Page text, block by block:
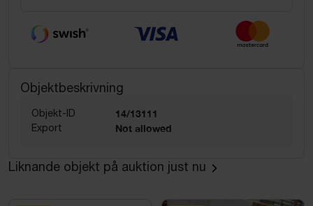
Objektbeskrivning
Objekt-ID 14/13111
Export Not allowed
Liknande objekt på auktion just nu